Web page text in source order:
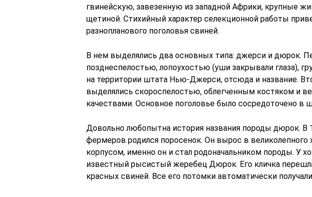
гвинейскую, завезенную из западной Африки, крупные
щетиной. Стихийный характер селекционной работы
разнопланового поголовья свиней.
В нем выделялись два основных типа: джерси и дюрок.
позднеспелостью, лопоухостью (уши закрывали глаза),
на территории штата Нью-Джерси, отсюда и название.
выделялись скороспелостью, облегченным костяком и
качествами. Основное поголовье было сосредоточено в
Довольно любопытна история названия породы дюрок. В
фермеров родился поросенок. Он вырос в великолепного
корпусом, именно он и стал родоначальником породы. У
известный рысистый жеребец Дюрок. Его кличка
красных свиней. Все его потомки автоматически